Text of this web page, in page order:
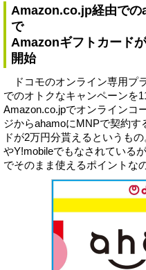
Amazon.co.jp経由での
で
Amazonギフトカード
開始
ドコモのオンライン専用プ
でのオトクなキャンペーンを
Amazon.co.jpでオンラインコ
ジからahamoにMNPで契約
ドが2万円分貰えるというも
やY!mobileでもなされている
でそのまま使えるポイントな